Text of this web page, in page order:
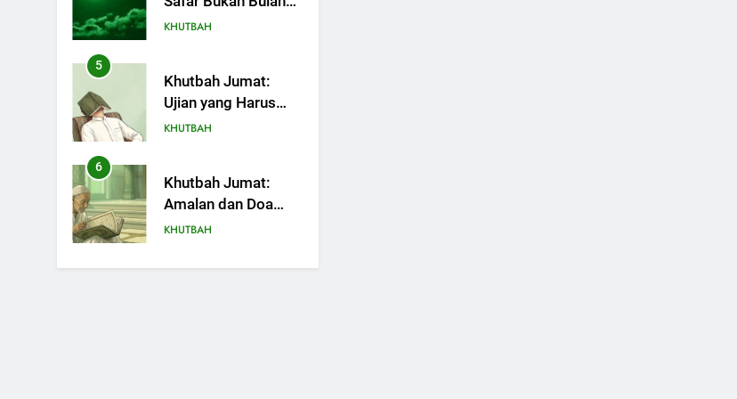
Sial
KHUTBAH
5
Khutbah Jumat:
Ujian yang Harus
Kita Syukuri
KHUTBAH
6
Khutbah Jumat:
Amalan dan Doa
Orang Tua agar
Pesantren Sukses
KHUTBAH
7